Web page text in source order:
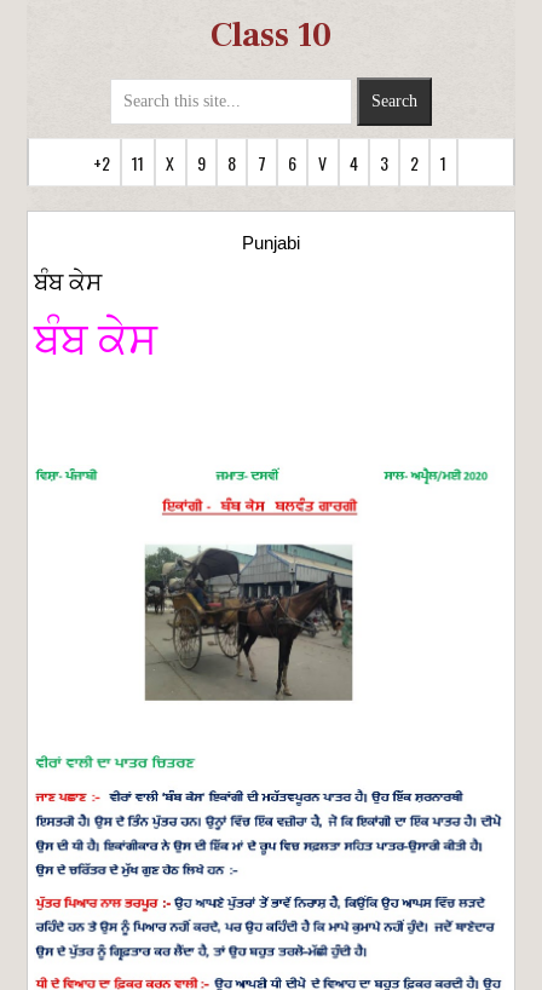
Class 10
+2 11 X 9 8 7 6 V 4 3 2 1
Punjabi
ਬੰਬ ਕੇਸ
ਬੰਬ ਕੇਸ